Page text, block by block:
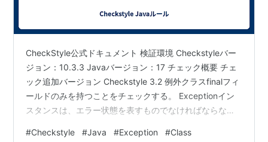
CheckStyle公式ドキュメント 検証環境 Checkstyleバー
ジョン：10.3.3 Javaバージョン：17 チェック概要 チェ
ック追加バージョン Checkstyle 3.2 例外クラスfinalフィ
ールドのみを持つことをチェックする。 Exceptionイン
スタンスは、エラー状態を表すものでなければならない
て変更され元の状態が隠されてしまう可能性や、開発者
#Checkstyle #Java #Exception #Class